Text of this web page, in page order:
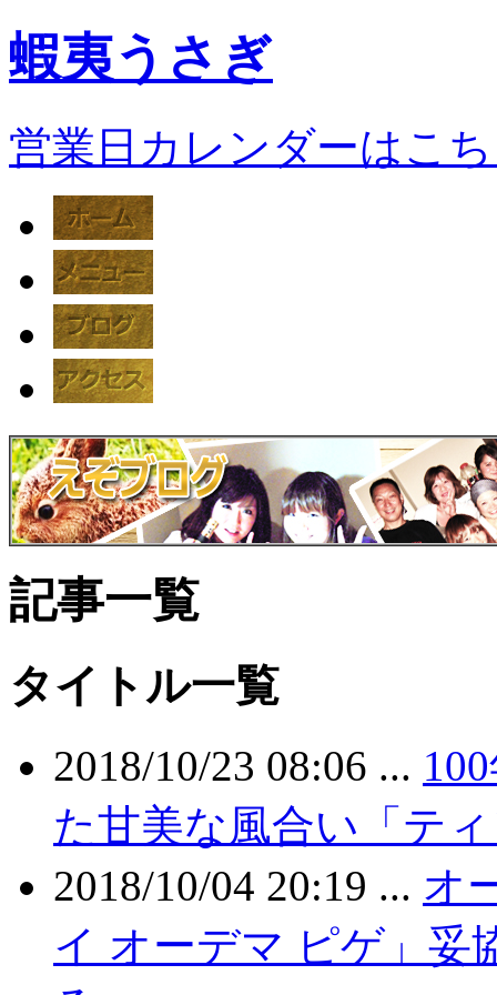
蝦夷うさぎ
営業日カレンダーはこ
記事一覧
タイトル一覧
2018/10/23 08:06 ...
た甘美な風合い「テ
2018/10/04 20:19 ... オ
イ オーデマ ピゲ」妥